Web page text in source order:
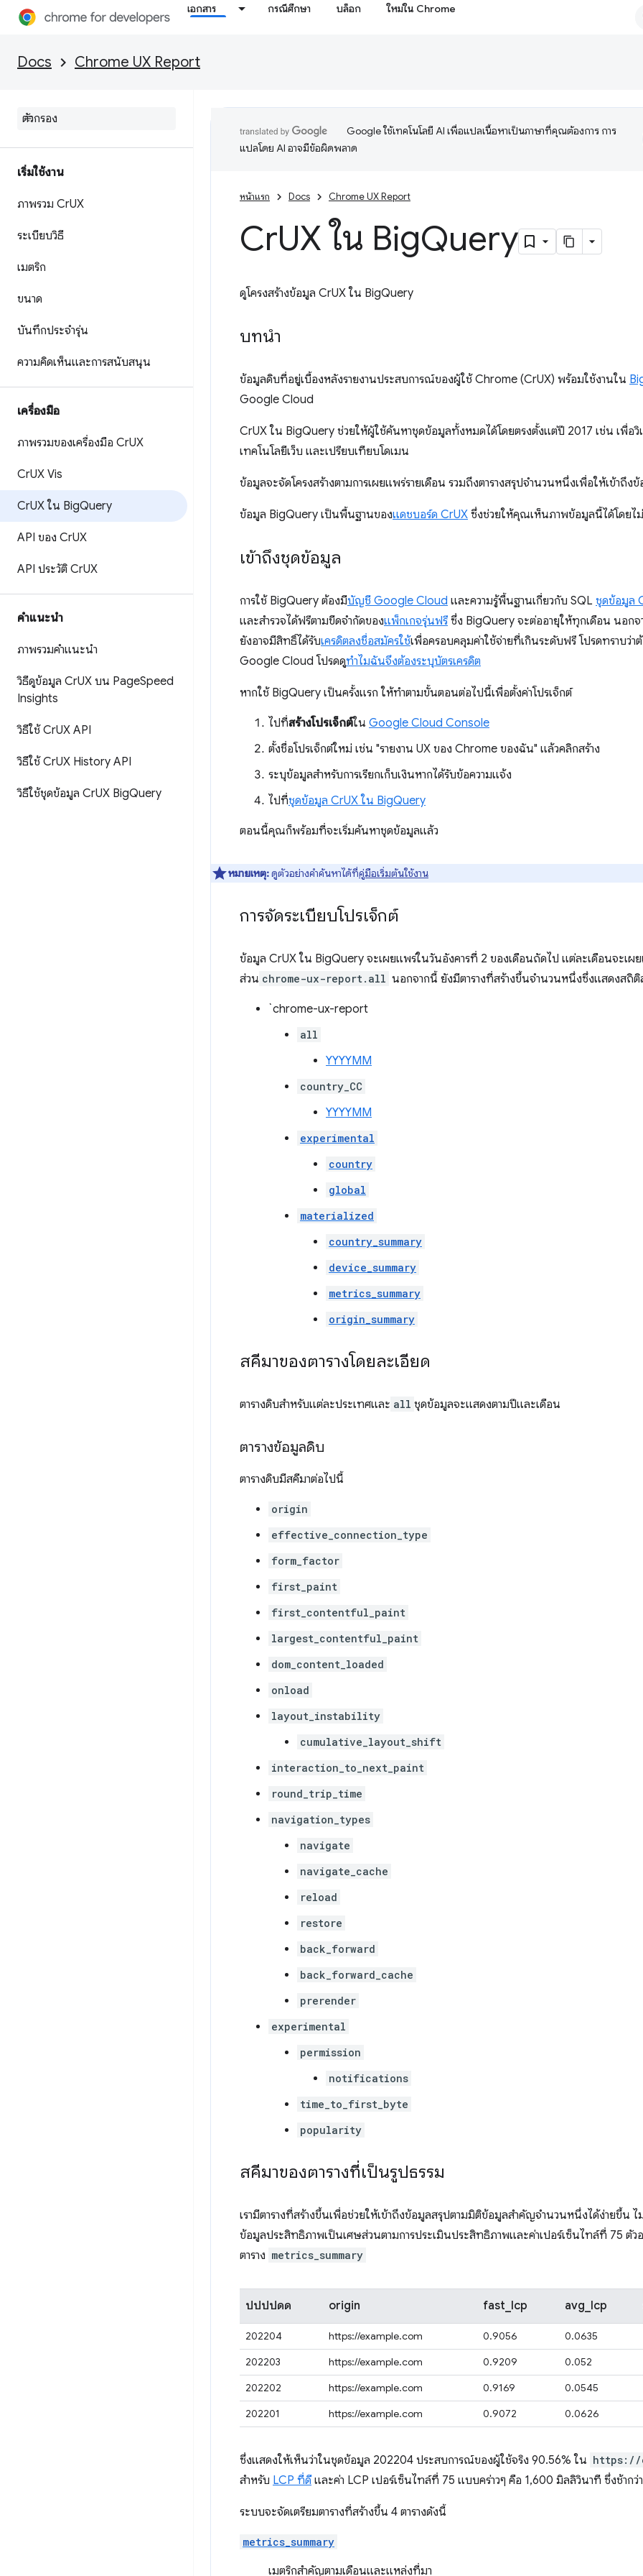
เอกสาร กรณีศึกษา บล็อก ใหม่ใน Chrome
Docs Chrome UX Report
เริ่มใช้งาน
ภาพรวม CrUX
ระเบียบวิธี
เมตริก
ขนาด
บันทึกประจำรุ่น
ความคิดเห็นและการสนับสนุน
เครื่องมือ
ภาพรวมของเครื่องมือ CrUX
CrUX Vis
CrUX ใน BigQuery
API ของ CrUX
API ประวัติ CrUX
คำแนะนำ
ภาพรวมคำแนะนำ
วิธีดูข้อมูล CrUX บน PageSpeed
Insights
วิธีใช้ CrUX API
วิธีใช้ CrUX History API
วิธีใช้ชุดข้อมูล CrUX BigQuery
Google ใช้เทคโนโลยี AI เพื่อแปลเนื้อหาเป็นภาษาที่คุณต้องการ การ
แปลโดย AI อาจมีข้อผิดพลาด
หน้าแรก Docs Chrome UX Report
CrUX ใน BigQuery
ดูโครงสร้างข้อมูล CrUX ใน BigQuery
บทนำ
ข้อมูลดิบที่อยู่เบื้องหลังรายงานประสบการณ์ของผู้ใช้ Chrome (CrUX) พร้อมใช้งานใน
Google Cloud
CrUX ใน BigQuery ช่วยให้ผู้ใช้ค้นหาชุดข้อมูลทั้งหมดได้โดยตรงตั้งแต่ปี 2017 เช่น เพื่อวิ
เทคโนโลยีเว็บ และเปรียบเทียบโดเมน
ข้อมูลจะจัดโครงสร้างตามการเผยแพร่รายเดือน รวมถึงตารางสรุปจำนวนหนึ่งเพื่อให้เข้าถึง
ข้อมูล BigQuery เป็นพื้นฐานของแดชบอร์ด CrUX ซึ่งช่วยให้คุณเห็นภาพข้อมูลนี้ได้โดยไ
เข้าถึงชุดข้อมูล
การใช้ BigQuery ต้องมีบัญชี Google Cloud และความรู้พื้นฐานเกี่ยวกับ SQL ชุดข้อมูล
และสำรวจได้ฟรีตามขีดจำกัดของแพ็กเกจรุ่นฟรี ซึ่ง BigQuery จะต่ออายุให้ทุกเดือน นอก
ยังอาจมีสิทธิ์ได้รับเครดิตลงชื่อสมัครใช้เพื่อครอบคลุมค่าใช้จ่ายที่เกินระดับฟรี โปรดทราบว่า
Google Cloud โปรดดูทำไมฉันจึงต้องระบุบัตรเครดิต
หากใช้ BigQuery เป็นครั้งแรก ให้ทำตามขั้นตอนต่อไปนี้เพื่อตั้งค่าโปรเจ็กต์
ไปที่สร้างโปรเจ็กต์ใน Google Cloud Console
ตั้งชื่อโปรเจ็กต์ใหม่ เช่น "รายงาน UX ของ Chrome ของฉัน" แล้วคลิกสร้าง
ระบุข้อมูลสำหรับการเรียกเก็บเงินหากได้รับข้อความแจ้ง
ไปที่ชุดข้อมูล CrUX ใน BigQuery
ตอนนี้คุณก็พร้อมที่จะเริ่มค้นหาชุดข้อมูลแล้ว
หมายเหตุ:ดูตัวอย่างคำค้นหาได้ที่คู่มือเริ่มต้นใช้งาน
การจัดระเบียบโปรเจ็กต์
ข้อมูล CrUX ใน BigQuery จะเผยแพร่ในวันอังคารที่ 2 ของเดือนถัดไป แต่ละเดือนจะเผ
ส่วน chrome-ux-report.all นอกจากนี้ ยังมีตารางที่สร้างขึ้นจำนวนหนึ่งซึ่งแสดงสถิ
`chrome-ux-report
all
YYYYMM
country_CC
YYYYMM
experimental
country
global
materialized
country_summary
device_summary
metrics_summary
origin_summary
สคีมาของตารางโดยละเอียด
ตารางดิบสำหรับแต่ละประเทศและ all ชุดข้อมูลจะแสดงตามปีและเดือน
ตารางข้อมูลดิบ
ตารางดิบมีสคีมาต่อไปนี้
origin
effective_connection_type
form_factor
first_paint
first_contentful_paint
largest_contentful_paint
dom_content_loaded
onload
layout_instability
cumulative_layout_shift
interaction_to_next_paint
round_trip_time
navigation_types
navigate
navigate_cache
reload
restore
back_forward
back_forward_cache
prerender
experimental
permission
notifications
time_to_first_byte
popularity
สคีมาของตารางที่เป็นรูปธรรม
เรามีตารางที่สร้างขึ้นเพื่อช่วยให้เข้าถึงข้อมูลสรุปตามมิติข้อมูลสําคัญจํานวนหนึ่งได้ง่ายขึ้น
ข้อมูลประสิทธิภาพเป็นเศษส่วนตามการประเมินประสิทธิภาพและค่าเปอร์เซ็นไทล์ที่ 75 ตัว
ตาราง metrics_summary
ปปปปดด origin fast_lcp avg_lcp
202204 https://example.com 0.9056 0.0635
202203
https://example.com 0.9209 0.052
202202
https://example.com 0.9169 0.0545
202201
https://example.com 0.9072 0.0626
ซึ่งแสดงให้เห็นว่าในชุดข้อมูล 202204 ประสบการณ์ของผู้ใช้จริง 90.56% ใน https://
สำหรับ LCP ที่ดีและค่า LCP เปอร์เซ็นไทล์ที่ 75 แบบคร่าวๆ คือ 1,600 มิลลิวินาที ซึ่งช้ากว่
ระบบจะจัดเตรียมตารางที่สร้างขึ้น 4 ตารางดังนี้
metrics_summary
เมตริกสําคัญตามเดือนและแหล่งที่มา